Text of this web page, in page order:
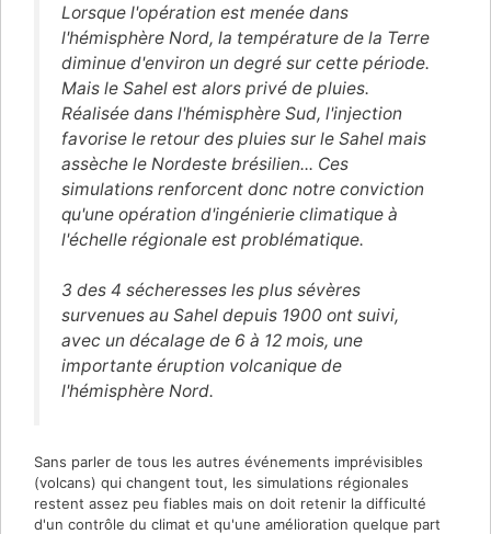
Lorsque l'opération est menée dans
l'hémisphère Nord, la température de la Terre
diminue d'environ un degré sur cette période.
Mais le Sahel est alors privé de pluies.
Réalisée dans l'hémisphère Sud, l'injection
favorise le retour des pluies sur le Sahel mais
assèche le Nordeste brésilien... Ces
simulations renforcent donc notre conviction
qu'une opération d'ingénierie climatique à
l'échelle régionale est problématique.
3 des 4 sécheresses les plus sévères
survenues au Sahel depuis 1900 ont suivi,
avec un décalage de 6 à 12 mois, une
importante éruption volcanique de
l'hémisphère Nord.
Sans parler de tous les autres événements imprévisibles
(volcans) qui changent tout, les simulations régionales
restent assez peu fiables mais on doit retenir la difficulté
d'un contrôle du climat et qu'une amélioration quelque part